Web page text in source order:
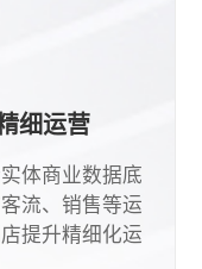
细运营
体商业数据底
流、销售等运
提升精细化运